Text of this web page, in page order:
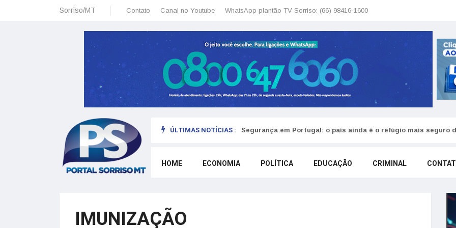
Sorriso/MT Contato Canal no Youtube WhatsApp plantão TV Sorriso: (66) 98416-1600
ÚLTIMAS NOTÍCIAS :
político e os principais candidatos no brasil Segurança em Portugal: o país ainda é o refúgio mais seguro
HOME ECONOMIA POLÍTICA EDUCAÇÃO CRIMINAL
IMUNIZAÇÃO